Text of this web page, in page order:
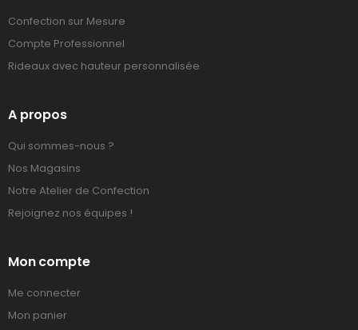
Confection sur Mesure
Compte Professionnel
Rideaux avec hauteur personnalisée
A propos
Qui sommes-nous ?
Nos Magasins
Notre Atelier de Confection
Rejoignez nos équipes !
Mon compte
Me connecter
Mon panier